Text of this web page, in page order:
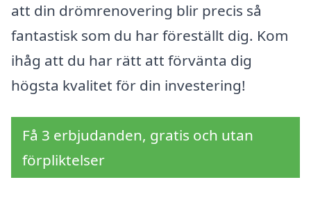
att din drömrenovering blir precis så
fantastisk som du har föreställt dig. Kom
ihåg att du har rätt att förvänta dig
högsta kvalitet för din investering!
Få 3 erbjudanden, gratis och utan
förpliktelser